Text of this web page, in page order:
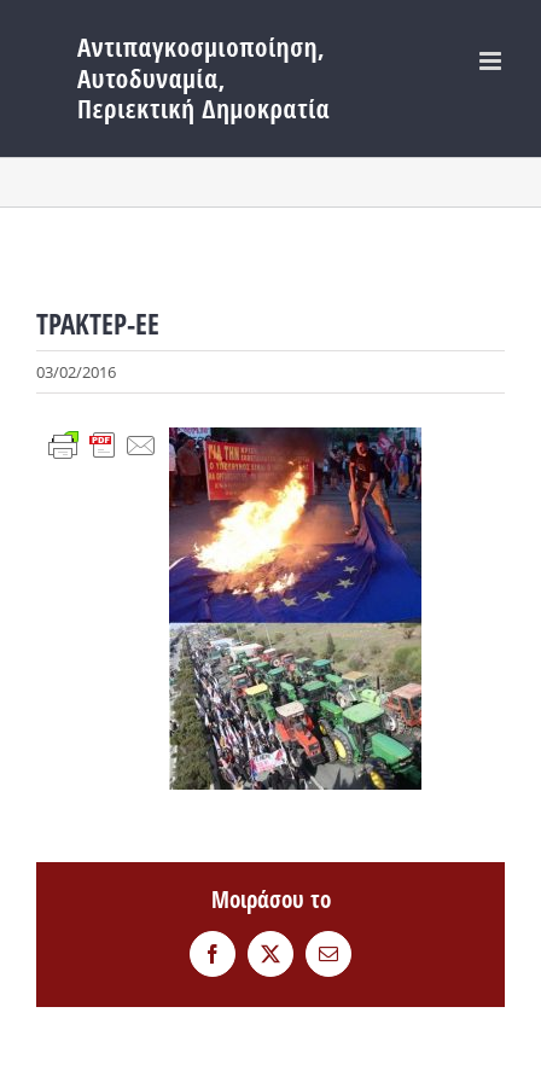
περιεχόμενο
ΤΡΑΚΤΕΡ-ΕΕ
03/02/2016
Μοιράσου το
FacebookTwitterEmail